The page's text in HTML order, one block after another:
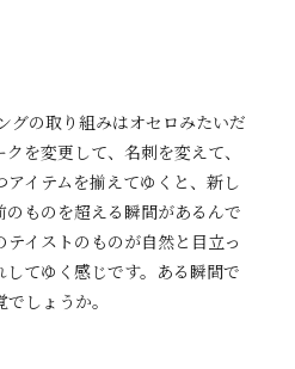
グの取り組みはオセロみたいだ
を変更して、名刺を変えて、
イテムを揃えてゆくと、新し
ものを超える瞬間があるんで
イストのものが自然と目立っ
てゆく感じです。ある瞬間で
しょうか。